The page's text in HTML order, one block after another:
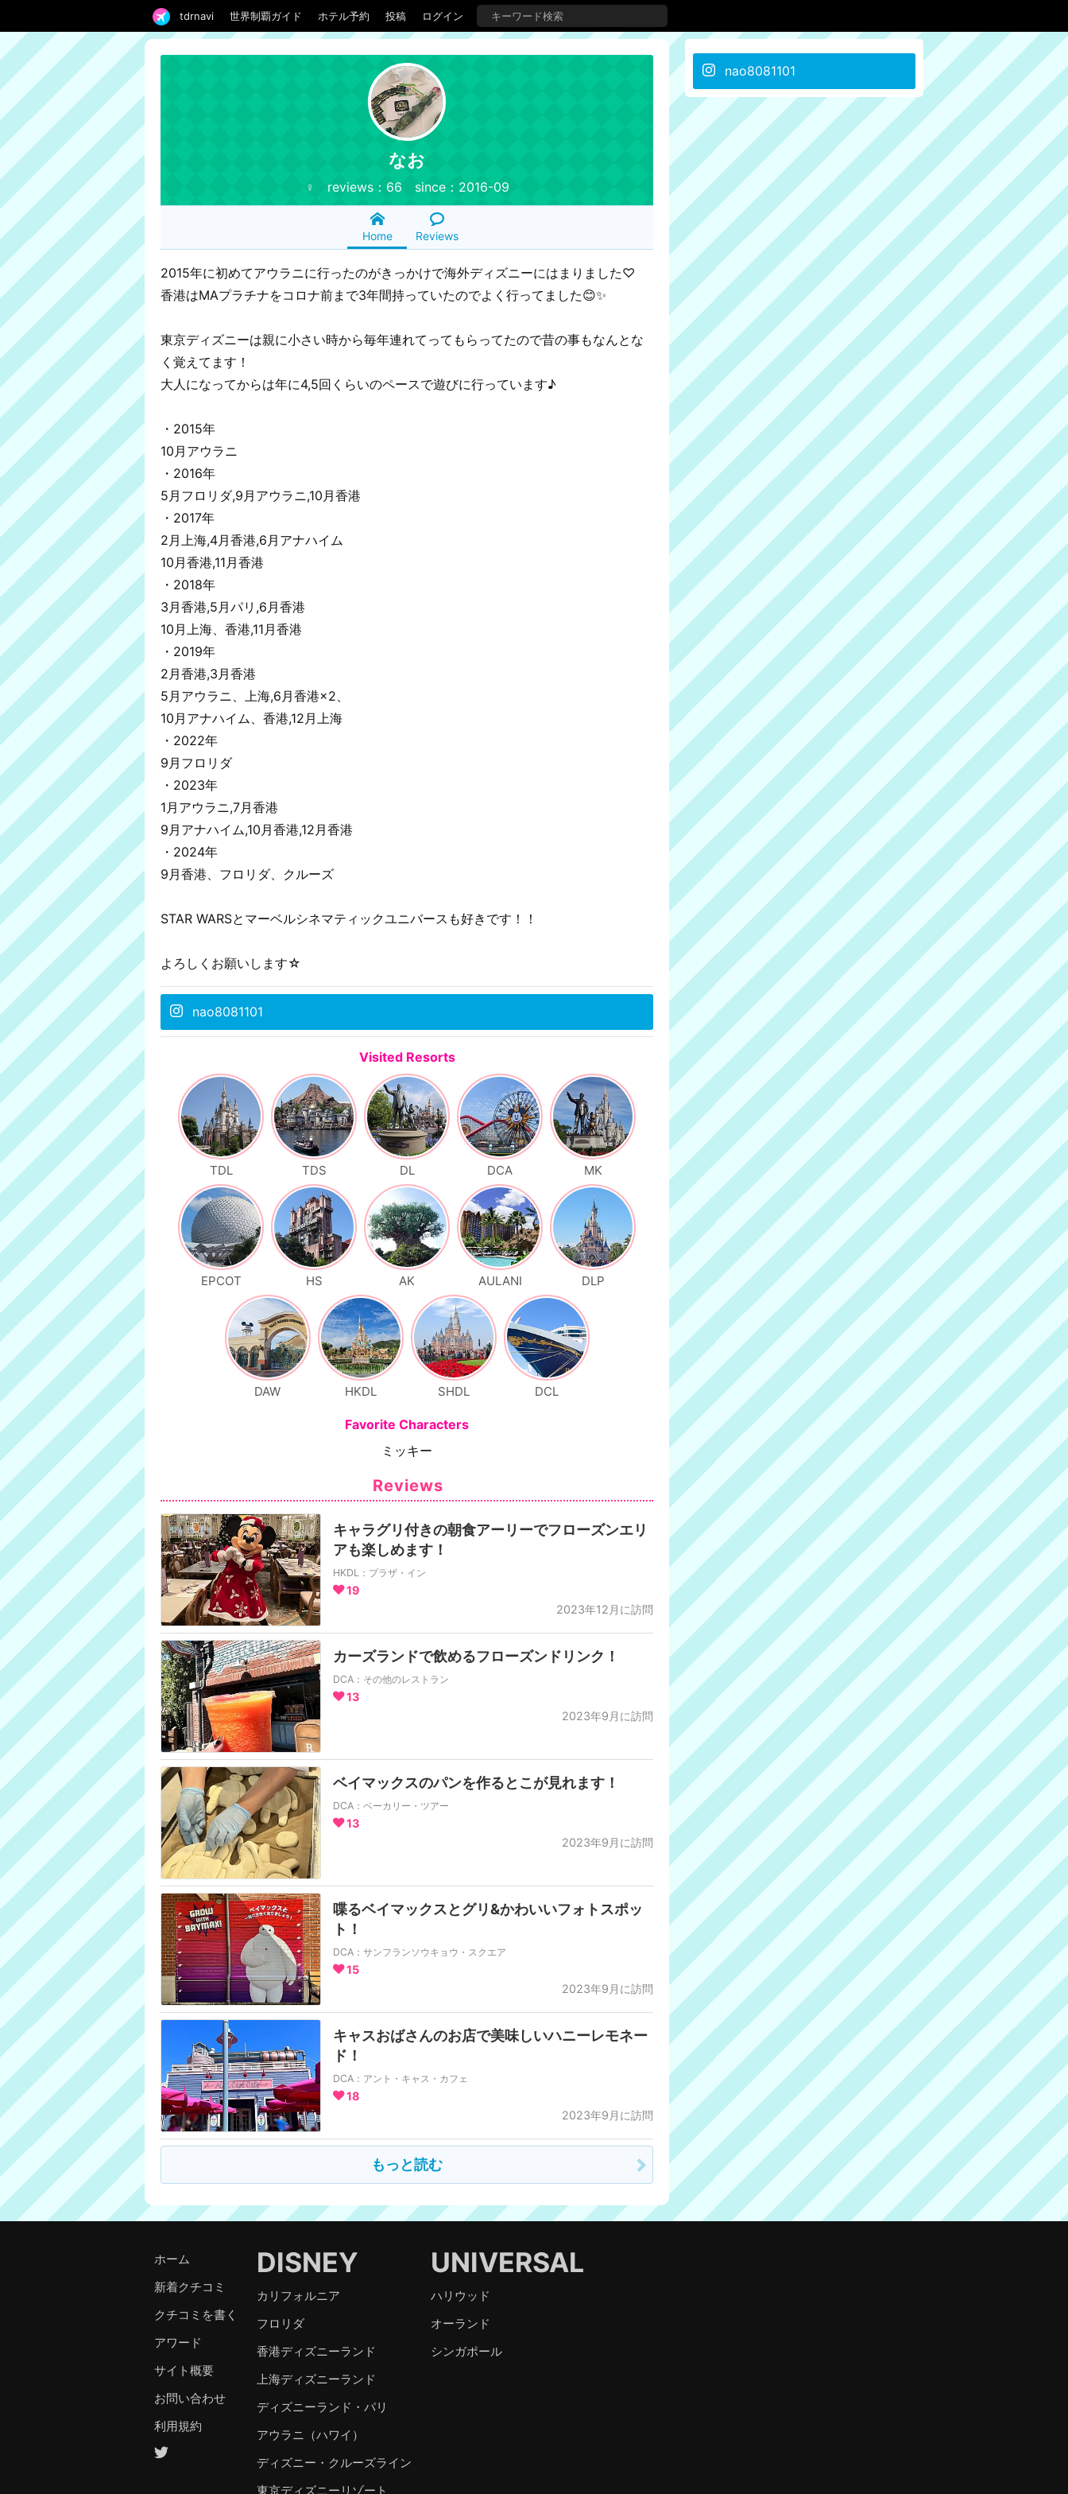
tdrnavi 世界制覇ガイド ホテル予約 投稿 ログイン
なお
♀ reviews：66 since：2016-09
Home Reviews
2015年に初めてアウラニに行ったのがきっかけで海外ディズニーにはまりました♡
香港はMAプラチナをコロナ前まで3年間持っていたのでよく行ってました😊✨
東京ディズニーは親に小さい時から毎年連れてってもらってたので昔の事もなんとな
く覚えてます！
大人になってからは年に4,5回くらいのペースで遊びに行っています♪
・2015年
10月アウラニ
・2016年
5月フロリダ,9月アウラニ,10月香港
・2017年
2月上海,4月香港,6月アナハイム
10月香港,11月香港
・2018年
3月香港,5月パリ,6月香港
10月上海、香港,11月香港
・2019年
2月香港,3月香港
5月アウラニ、上海,6月香港×2、
10月アナハイム、香港,12月上海
・2022年
9月フロリダ
・2023年
1月アウラニ,7月香港
9月アナハイム,10月香港,12月香港
・2024年
9月香港、フロリダ、クルーズ
STAR WARSとマーベルシネマティックユニバースも好きです！！
よろしくお願いします☆
nao8081101
Visited Resorts
TDL TDS DL DCA MK
EPCOT HS AK AULANI DLP
DAW HKDL SHDL DCL
Favorite Characters
ミッキー
Reviews
キャラグリ付きの朝食アーリーでフローズンエリ
アも楽しめます！
HKDL：プラザ・イン
19
2023年12月に訪問
カーズランドで飲めるフローズンドリンク！
DCA：その他のレストラン
13
2023年9月に訪問
ベイマックスのパンを作るとこが見れます！
DCA：ベーカリー・ツアー
13
2023年9月に訪問
喋るベイマックスとグリ&かわいいフォトスポッ
ト！
DCA：サンフランソウキョウ・スクエア
15
2023年9月に訪問
キャスおばさんのお店で美味しいハニーレモネー
ド！
DCA：アント・キャス・カフェ
18
2023年9月に訪問
もっと読む
nao8081101
ホーム
新着クチコミ
クチコミを書く
アワード
サイト概要
お問い合わせ
利用規約
DISNEY
カリフォルニア
フロリダ
香港ディズニーランド
上海ディズニーランド
ディズニーランド・パリ
アウラニ（ハワイ）
ディズニー・クルーズライン
東京ディズニーリゾート
UNIVERSAL
ハリウッド
オーランド
シンガポール